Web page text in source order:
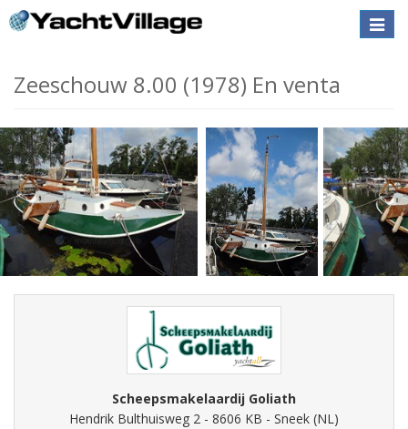
Toggle
Zeeschouw 8.00 (1978) En venta
Scheepsmakelaardij Goliath
Hendrik Bulthuisweg 2 - 8606 KB - Sneek (NL)